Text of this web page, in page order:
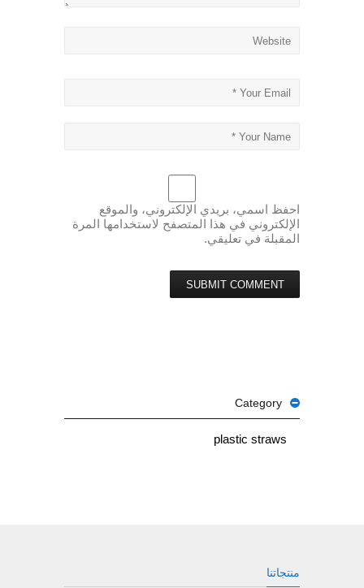
احفظ اسمي، بريدي الإلكتروني، والموقع
الإلكتروني في هذا المتصفح لاستخدامها المرة
المقبلة في تعليقي.
Category
plastic straws
منتجاتنا